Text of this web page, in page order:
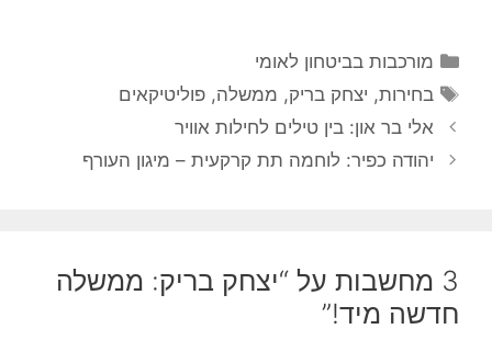
קטגוריות
מורכבות בביטחון לאומי
תגיות
בחירות, יצחק בריק, ממשלה,פוליטיקאים
אלי בר און: בין טילים לחילות אוויר
יהודה כפיר: לוחמה תת קרקעית – מיגון העורף
3 מחשבות על “יצחק בריק: ממשלה
חדשה מיד!”